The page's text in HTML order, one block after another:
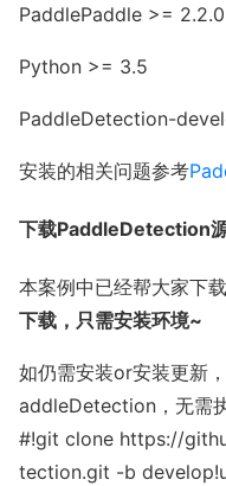
PaddlePaddle >=
Python >= 3.5
PaddleDetection-
安装的相关问题参考
下载PaddleDetection
本案例中已经帮大家下
下载，只需安装环境~
如仍需安装or安装更新
addleDetection，无需
#!git clone https://
tection.git -b